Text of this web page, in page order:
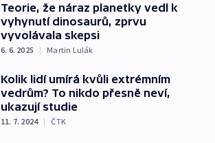
Teorie, že náraz planetky vedl k
vyhynutí dinosaurů, zprvu
vyvolávala skepsi
6. 6. 2025 | Martin Lulák
Kolik lidí umírá kvůli extrémním
vedrům? To nikdo přesně neví,
ukazují studie
11. 7. 2024 | ČTK